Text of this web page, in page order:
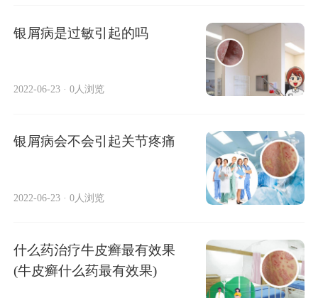
银屑病是过敏引起的吗
2022-06-23 · 0人浏览
银屑病会不会引起关节疼痛
2022-06-23 · 0人浏览
什么药治疗牛皮癣最有效果
(牛皮癣什么药最有效果)